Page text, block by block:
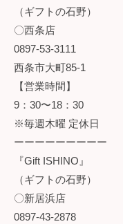
（ギフトの石野）
〇西条店
0897-53-3111
西条市大町85-1
【営業時間】
9：30〜18：30
※毎週木曜 定休日
ーーーーーーーーー
『Gift ISHINO』
（ギフトの石野）
〇新居浜店
0897-43-2878